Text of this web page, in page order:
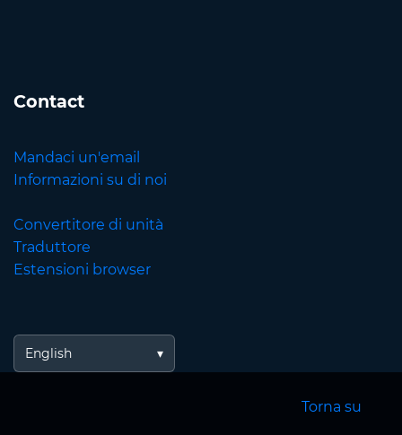
Contact
Mandaci un'email
Informazioni su di noi
Convertitore di unità
Traduttore
Estensioni browser
English
Torna su